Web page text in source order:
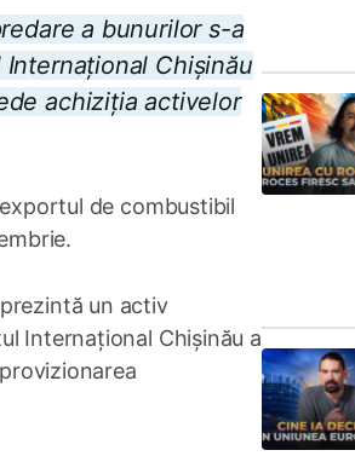
a bunurilor s-a
Chișinău
achiziția activelor
de combustibil
un activ
Internațional Chișinău a